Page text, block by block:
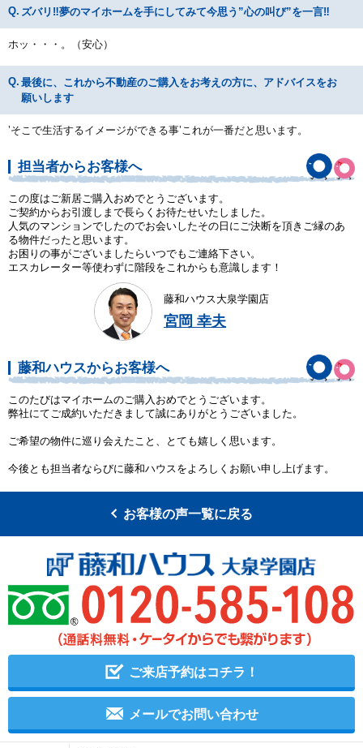
ズバリ‼夢のマイホームを手にしてみて今思う”心の叫び”を一言‼
ホッ・・・。（安心）
最後に、これから不動産のご購入をお考えの方に、アドバイスをお
願いします
’そこで生活するイメージができる事’これが一番だと思います。
担当者からお客様へ
この度はご新居ご購入おめでとうございます。
ご契約からお引渡しまで長らくお待たせいたしました。
人気のマンションでしたのでお会いしたその日にご決断を頂きご縁のあ
る物件だったと思います。
お困りの事がございましたらいつでもご連絡下さい。
エスカレーター等使わずに階段をこれからも意識します！
藤和ハウス大泉学園店
宮岡 幸夫
藤和ハウスからお客様へ
このたびはマイホームのご購入おめでとうございます。
弊社にてご成約いただきまして誠にありがとうございました。
ご希望の物件に巡り会えたこと、とても嬉しく思います。
今後とも担当者ならびに藤和ハウスをよろしくお願い申し上げます。
お客様の声一覧に戻る
ご来店予約はコチラ！
メールでお問い合わせ